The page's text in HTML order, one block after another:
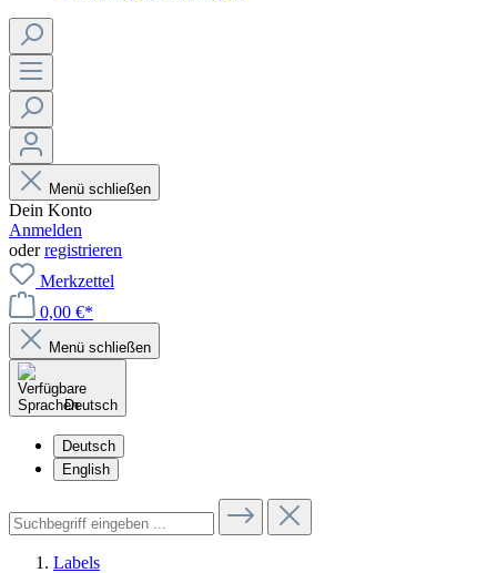
Menü schließen
Dein Konto
Anmelden
oderregistrieren
Merkzettel
0,00 €*
Menü schließen
Deutsch
Deutsch
English
Labels